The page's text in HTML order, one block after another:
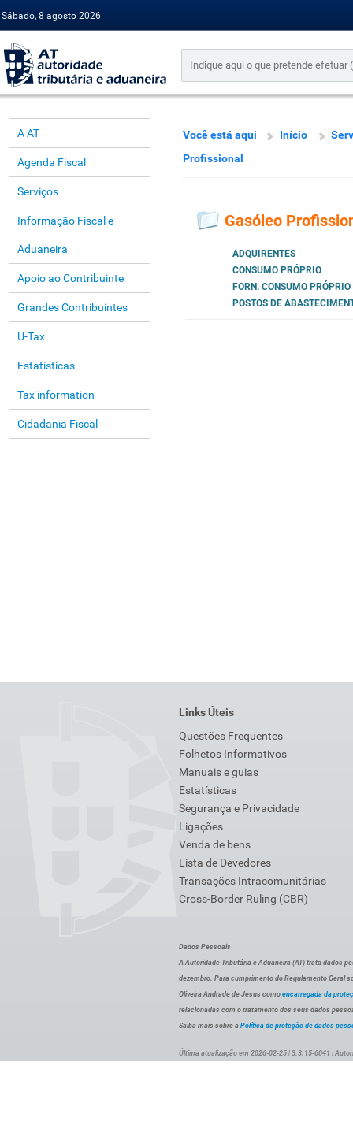
Sábado, 8 agosto 2026
A AT
Agenda Fiscal
Serviços
Informação Fiscal e
Aduaneira
Apoio ao Contribuinte
Grandes Contribuintes
U-Tax
Estatísticas
Tax information
Cidadania Fiscal
Você está aqui Início
Profissional
Gasóleo
ADQUIRENTES
CONSUMO PRÓPRIO
FORN. CONSUMO PRÓPRIO
POSTOS DE
Links Úteis
Questões Frequentes
Folhetos Informativos
Manuais e guias
Estatísticas
Segurança e Privacidade
Ligações
Venda de bens
Lista de Devedores
Transações Intracomunitárias
Cross-Border Ruling (CBR)
Dados Pessoais
A Autoridade Tributária e Aduaneira (AT) trata dados
dezembro. Para cumprimento do Regulamento Geral
Oliveira Andrade de Jesus como encarregada da
relacionadas com o tratamento dos seus dados
Saiba mais sobre a Política de proteção de dados
Última atualização em 2026-02-25 | 3.3.15-6041 |